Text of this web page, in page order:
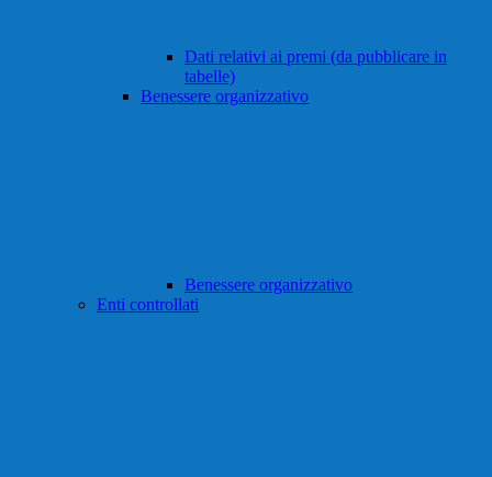
Dati relativi ai premi (da pubblicare in
tabelle)
Benessere organizzativo
Benessere organizzativo
Enti controllati